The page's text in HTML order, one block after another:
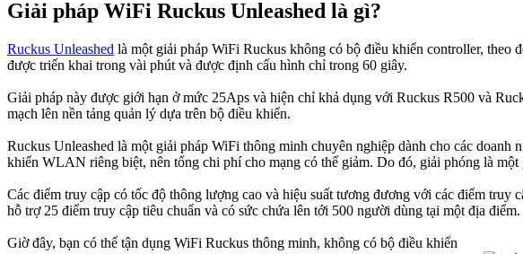
Giải pháp WiFi Ruckus Unleashed là gì?
Ruckus Unleashed là một giải pháp WiFi Ruckus không có bộ điều khiển controller, theo
được triển khai trong vài phút và được định cấu hình chỉ trong 60 giây.
Giải pháp này được giới hạn ở mức 25Aps và hiện chỉ khả dụng với Ruckus R500 và
mạch lên nền tảng quản lý dựa trên bộ điều khiển.
Ruckus Unleashed là một giải pháp WiFi thông minh chuyên nghiệp dành cho các
khiển WLAN riêng biệt, nên tổng chi phí cho mạng có thể giảm. Do đó, giải phóng là
Các điểm truy cập có tốc độ thông lượng cao và hiệu suất tương đương với các điểm
hỗ trợ 25 điểm truy cập tiêu chuẩn và có sức chứa lên tới 500 người dùng tại một địa
Giờ đây, bạn có thể tận dụng WiFi Ruckus thông minh, không có bộ điều khiển